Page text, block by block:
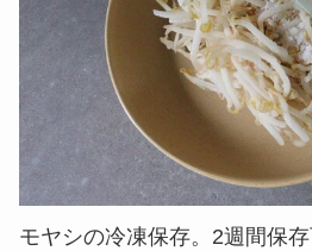
モヤシの冷凍保存。2週間保